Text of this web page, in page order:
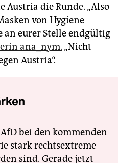
Austria die Runde. „Also
von Hygiene
an eurer Stelle endgültig
ana_nym. „Nicht
Austria“.
bei den kommenden
stark rechtsextreme
sind. Gerade jetzt